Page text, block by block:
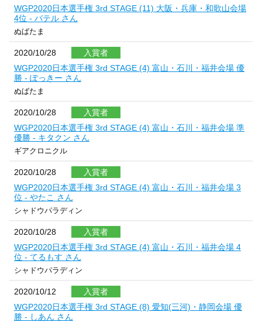
WGP2020日本選手権 3rd STAGE (11) 大阪・兵庫・和歌山会場
4位 - バテル さん
ぬばたま
2020/10/28
入賞者
WGP2020日本選手権 3rd STAGE (4) 富山・石川・福井会場 優
勝 - ぽっきー さん
ぬばたま
2020/10/28
入賞者
WGP2020日本選手権 3rd STAGE (4) 富山・石川・福井会場 準
優勝 - キタクン さん
ギアクロニクル
2020/10/28
入賞者
WGP2020日本選手権 3rd STAGE (4) 富山・石川・福井会場 3
位 - やたこ さん
シャドウパラディン
2020/10/28
入賞者
WGP2020日本選手権 3rd STAGE (4) 富山・石川・福井会場 4
位 - てるもす さん
シャドウパラディン
2020/10/12
入賞者
WGP2020日本選手権 3rd STAGE (8) 愛知(三河)・静岡会場 優
勝 - しあん さん